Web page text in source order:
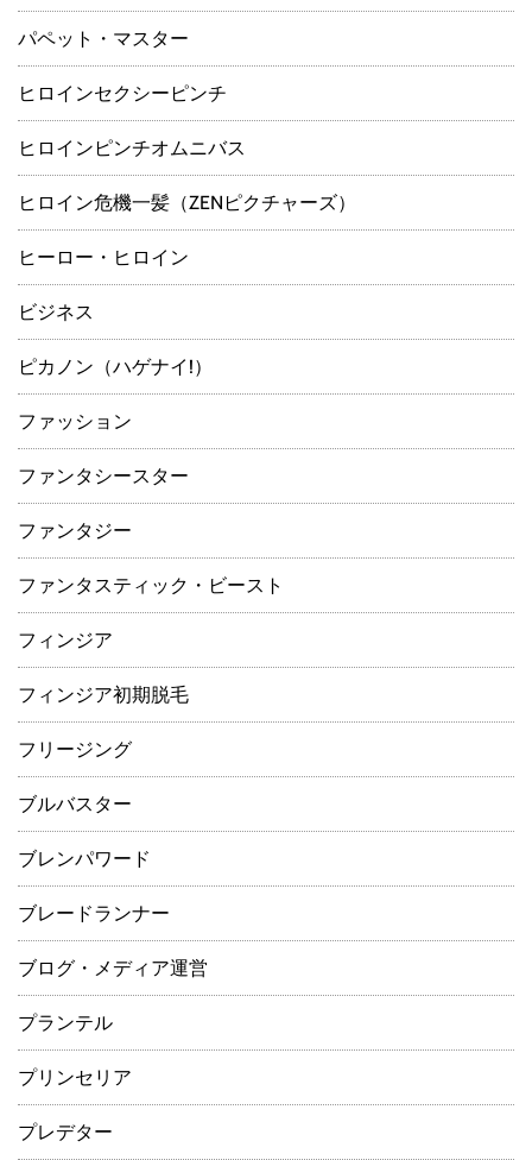
パペット・マスター
ヒロインセクシーピンチ
ヒロインピンチオムニバス
ヒロイン危機一髪（ZENピクチャーズ）
ヒーロー・ヒロイン
ビジネス
ピカノン（ハゲナイ!）
ファッション
ファンタシースター
ファンタジー
ファンタスティック・ビースト
フィンジア
フィンジア初期脱毛
フリージング
ブルバスター
ブレンパワード
ブレードランナー
ブログ・メディア運営
プランテル
プリンセリア
プレデター